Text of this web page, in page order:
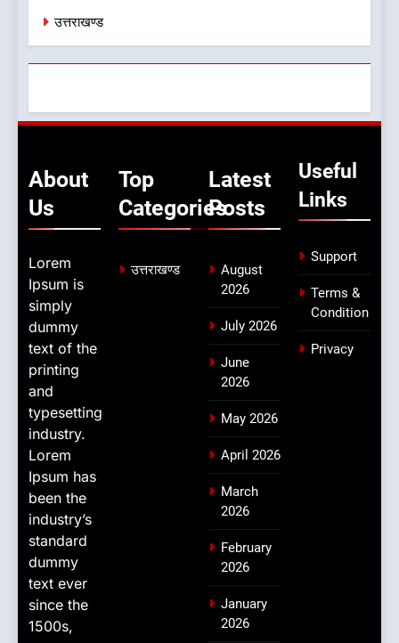
उत्तराखण्ड
About
Us
Lorem
Ipsum is
simply
dummy
text of the
printing
and
typesetting
industry.
Lorem
Ipsum has
been the
industry’s
standard
dummy
text ever
since the
1500s,
Top
Categories
उत्तराखण्ड
Latest
Posts
August
2026
July 2026
June
2026
May 2026
April 2026
March
2026
February
2026
January
2026
Useful
Links
Support
Terms &
Condition
Privacy